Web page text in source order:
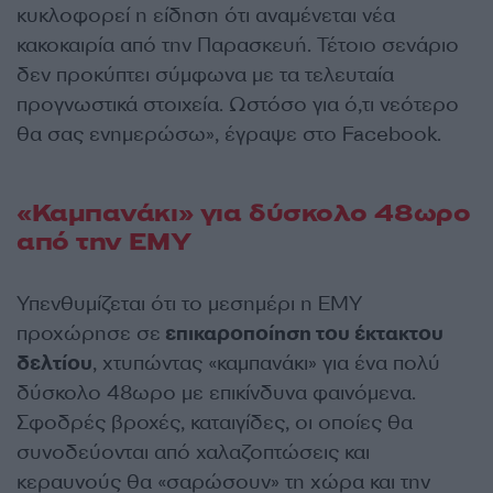
κυκλοφορεί η είδηση ότι αναμένεται νέα
κακοκαιρία από την Παρασκευή. Τέτοιο σενάριο
δεν προκύπτει σύμφωνα με τα τελευταία
προγνωστικά στοιχεία. Ωστόσο για ό,τι νεότερο
θα σας ενημερώσω», έγραψε στο Facebook.
«Καμπανάκι» για δύσκολο 48ωρο
από την ΕΜΥ
Υπενθυμίζεται ότι το μεσημέρι η ΕΜΥ
προχώρησε σε επικαροποίηση του έκτακτου
δελτίου, χτυπώντας «καμπανάκι» για ένα πολύ
δύσκολο 48ωρο με επικίνδυνα φαινόμενα.
Σφοδρές βροχές, καταιγίδες, οι οποίες θα
συνοδεύονται από χαλαζοπτώσεις και
κεραυνούς θα «σαρώσουν» τη χώρα και την